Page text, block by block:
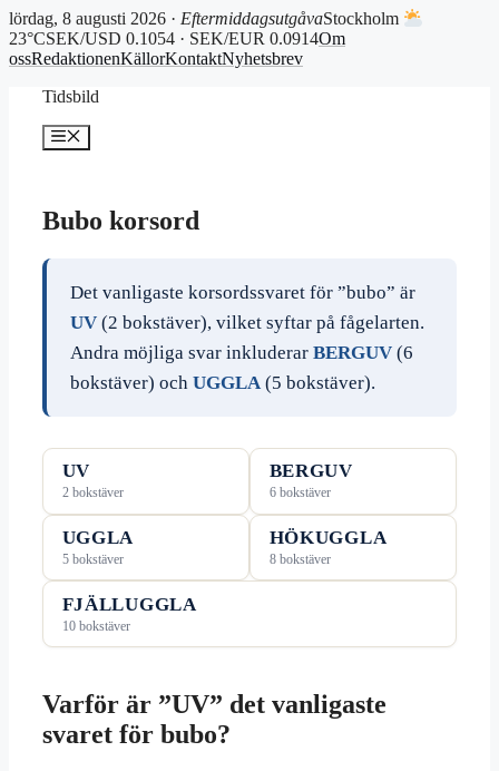
lördag, 8 augusti 2026 · EftermiddagsutgåvaStockholm
23°CSEK/USD 0.1054 · SEK/EUR 0.0914Om
ossRedaktionenKällorKontaktNyhetsbrev
Tidsbild
Meny
Bubo korsord
Det vanligaste korsordssvaret för ”bubo” är
UV(2 bokstäver), vilket syftar på fågelarten.
Andra möjliga svar inkluderar BERGUV(6
bokstäver) och UGGLA(5 bokstäver).
UV
2 bokstäver
BERGUV
6 bokstäver
UGGLA
5 bokstäver
HÖKUGGLA
8 bokstäver
FJÄLLUGGLA
10 bokstäver
Varför är ”UV” det vanligaste
svaret för bubo?